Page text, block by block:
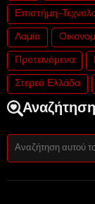
Επιστήμη-
Λαμία
Προτεινόμενα
Στερεά Ελλάδα
Αναζήτηση